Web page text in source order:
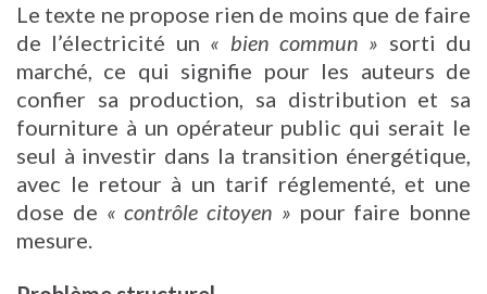
Le texte ne propose rien de moins que de faire
de l’électricité un « bien commun » sorti du
marché, ce qui signifie pour les auteurs de
confier sa production, sa distribution et sa
fourniture à un opérateur public qui serait le
seul à investir dans la transition énergétique,
avec le retour à un tarif réglementé, et une
dose de « contrôle citoyen » pour faire bonne
mesure.